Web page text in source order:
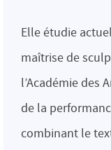
Elle étudie
maîtrise de
l’Académie des
de la
combinant le